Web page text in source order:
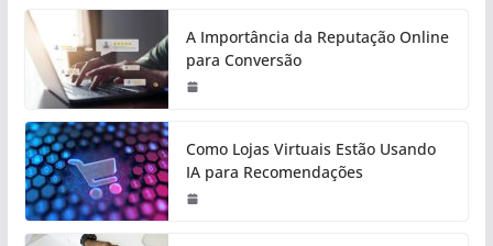
A Importância da Reputação Online
para Conversão
Como Lojas Virtuais Estão Usando
IA para Recomendações